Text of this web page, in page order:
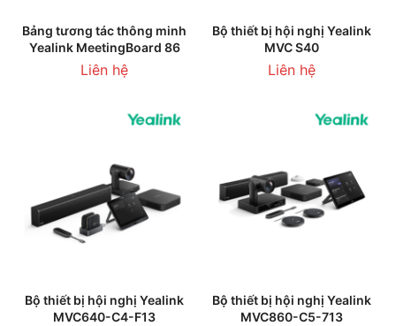
Bảng tương tác thông minh
Yealink MeetingBoard 86
Liên hệ
Bộ thiết bị hội nghị Yealink
MVC S40
Liên hệ
Bộ thiết bị hội nghị Yealink
MVC640-C4-F13
Bộ thiết bị hội nghị Yealink
MVC860-C5-713